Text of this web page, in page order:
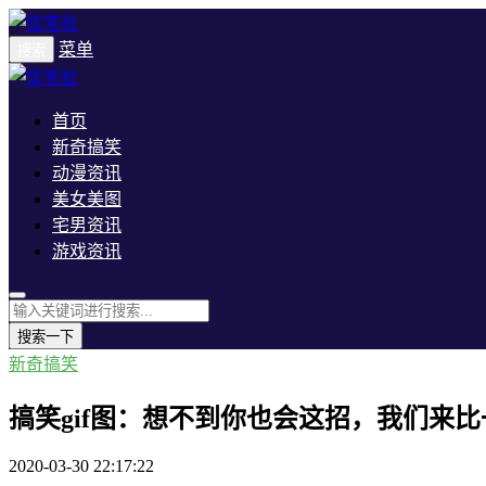
菜单
首页
新奇搞笑
动漫资讯
美女美图
宅男资讯
游戏资讯
搜索一下
新奇搞笑
搞笑gif图：想不到你也会这招，我们来
2020-03-30 22:17:22